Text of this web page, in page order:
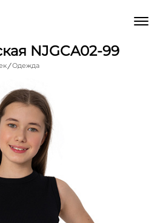
NJGCA02-99
Одежда